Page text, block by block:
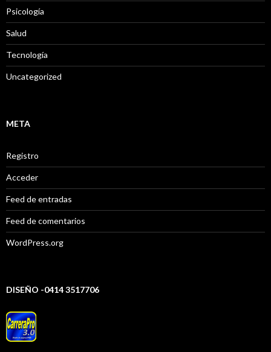
Psicología
Salud
Tecnología
Uncategorized
META
Registro
Acceder
Feed de entradas
Feed de comentarios
WordPress.org
DISEÑO -0414 3517706